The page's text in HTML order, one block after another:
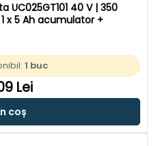
40 V | 350
x 5 Ah acumulator +
1 buc
Lei
coș